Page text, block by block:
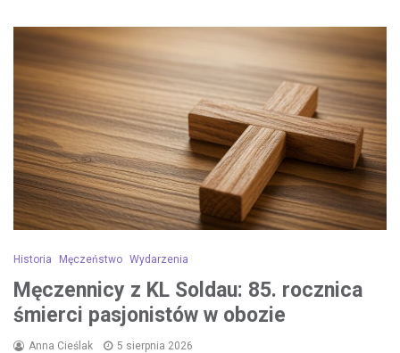
Historia Męczeństwo Wydarzenia
Męczennicy z KL Soldau: 85. rocznica
śmierci pasjonistów w obozie
Anna Cieślak 5 sierpnia 2026